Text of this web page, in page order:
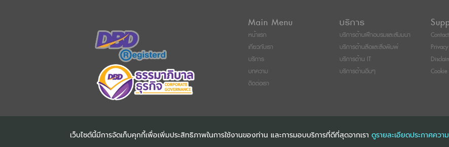
Main Menu
หน้าแรก
เกี่ยวกับเรา
บริการ
บทความ
ติดต่อเรา
บริการ
บริการด้านฝึกอบรมและสัมมนา
บริการด้านสื่อและสิ่งพิมพ์
บริการด้าน IT
บริการด้านอื่นๆ
Contact
Cookie
เว็บไซต์นี้มีการจัดเก็บคุกกี้เพื่อเพิ่มประสิทธิภาพในการใช้งานของท่าน และการมอบบริการที่ดีที่สุดจากเรา ดูรายละเอียดประกาศควา